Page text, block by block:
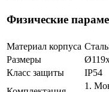
Физические
Материал корпуса
Размеры
Класс защиты
IP54
1.